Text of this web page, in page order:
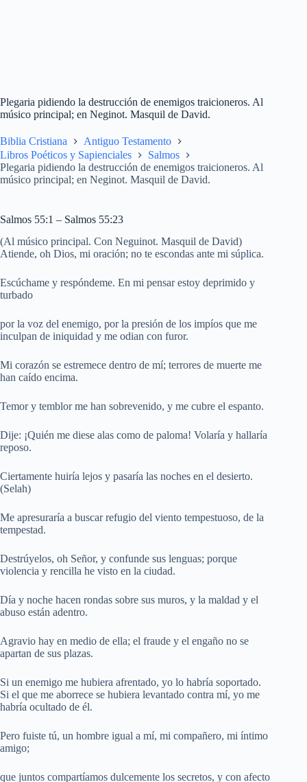
Plegaria pidiendo la destrucción de enemigos traicioneros. Al
músico principal; en Neginot. Masquil de David.
Biblia Cristiana
Antiguo Testamento
Libros Poéticos y Sapienciales
Salmos
Plegaria pidiendo la destrucción de enemigos traicioneros. Al
músico principal; en Neginot. Masquil de David.
Salmos 55:1 – Salmos 55:23
(Al músico principal. Con Neguinot. Masquil de David)
Atiende, oh Dios, mi oración; no te escondas ante mi súplica.
Escúchame y respóndeme. En mi pensar estoy deprimido y
turbado
por la voz del enemigo, por la presión de los impíos que me
inculpan de iniquidad y me odian con furor.
Mi corazón se estremece dentro de mí; terrores de muerte me
han caído encima.
Temor y temblor me han sobrevenido, y me cubre el espanto.
Dije: ¡Quién me diese alas como de paloma! Volaría y hallaría
reposo.
Ciertamente huiría lejos y pasaría las noches en el desierto.
(Selah)
Me apresuraría a buscar refugio del viento tempestuoso, de la
tempestad.
Destrúyelos, oh Señor, y confunde sus lenguas; porque
violencia y rencilla he visto en la ciudad.
Día y noche hacen rondas sobre sus muros, y la maldad y el
abuso están adentro.
Agravio hay en medio de ella; el fraude y el engaño no se
apartan de sus plazas.
Si un enemigo me hubiera afrentado, yo lo habría soportado.
Si el que me aborrece se hubiera levantado contra mí, yo me
habría ocultado de él.
Pero fuiste tú, un hombre igual a mí, mi compañero, mi íntimo
amigo;
que juntos compartíamos dulcemente los secretos, y con afecto